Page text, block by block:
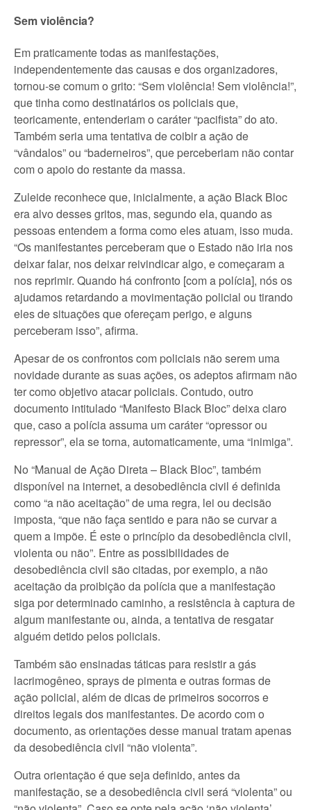
Sem violência?
Em praticamente todas as manifestações,
independentemente das causas e dos organizadores,
tornou-se comum o grito: “Sem violência! Sem violência!”,
que tinha como destinatários os policiais que,
teoricamente, entenderiam o caráter “pacifista” do ato.
Também seria uma tentativa de coibir a ação de
“vândalos” ou “baderneiros”, que perceberiam não contar
com o apoio do restante da massa.
Zuleide reconhece que, inicialmente, a ação Black Bloc
era alvo desses gritos, mas, segundo ela, quando as
pessoas entendem a forma como eles atuam, isso muda.
“Os manifestantes perceberam que o Estado não iria nos
deixar falar, nos deixar reivindicar algo, e começaram a
nos reprimir. Quando há confronto [com a polícia], nós os
ajudamos retardando a movimentação policial ou tirando
eles de situações que ofereçam perigo, e alguns
perceberam isso”, afirma.
Apesar de os confrontos com policiais não serem uma
novidade durante as suas ações, os adeptos afirmam não
ter como objetivo atacar policiais. Contudo, outro
documento intitulado “Manifesto Black Bloc” deixa claro
que, caso a polícia assuma um caráter “opressor ou
repressor”, ela se torna, automaticamente, uma “inimiga”.
No “Manual de Ação Direta – Black Bloc”, também
disponível na internet, a desobediência civil é definida
como “a não aceitação” de uma regra, lei ou decisão
imposta, “que não faça sentido e para não se curvar a
quem a impõe. É este o princípio da desobediência civil,
violenta ou não”. Entre as possibilidades de
desobediência civil são citadas, por exemplo, a não
aceitação da proibição da polícia que a manifestação
siga por determinado caminho, a resistência à captura de
algum manifestante ou, ainda, a tentativa de resgatar
alguém detido pelos policiais.
Também são ensinadas táticas para resistir a gás
lacrimogêneo, sprays de pimenta e outras formas de
ação policial, além de dicas de primeiros socorros e
direitos legais dos manifestantes. De acordo com o
documento, as orientações desse manual tratam apenas
da desobediência civil “não violenta”.
Outra orientação é que seja definido, antes da
manifestação, se a desobediência civil será “violenta” ou